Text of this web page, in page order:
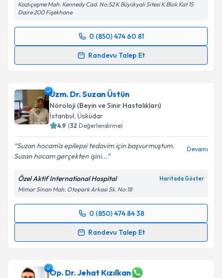
Kazlıçeşme Mah. Kennedy Cad. No:52 K Büyükyalı Sitesi K Blok Kat 15
Daire 200 Fişekhane
0 (850) 474 60 81
Randevu Talep Et
Randevu Takvimi Talebi
takvim hazırlandığında e-posta ile bilgilendireceğiz.
E-posta Adresiniz
Kişisel verilerimin işlenmesine ilişkin
kapsamda işlenmesini kabul ediyorum.
Takvim Talebini Gönder
Uzm. Dr. Suzan Üstün
Nöroloji (Beyin ve Sinir Hastalıkları)
İstanbul, Üsküdar
4.9 (32 Değerlendirme)
Suzan hocam'a epilepsi tedavim için başvurmuştum.
Suzan hocam gerçekten işini...
Devamı
Özel Aktif International Hospital Haritada Göster
Mimar Sinan Mah. Otopark Arkası Sk. No:18
0 (850) 474 84 38
Randevu Talep Et
Randevu Takvimi Talebi
takvim hazırlandığında e-posta ile bilgilendireceğiz.
Op. Dr. Jehat Kızılkan